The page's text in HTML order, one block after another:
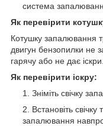
система
Як перевірити
Котушку запалювання
двигун бензопилки не
гарячу або не дає іскри.
Як перевірити іскру:
Зніміть свічку
Встановіть свічку
запалювання